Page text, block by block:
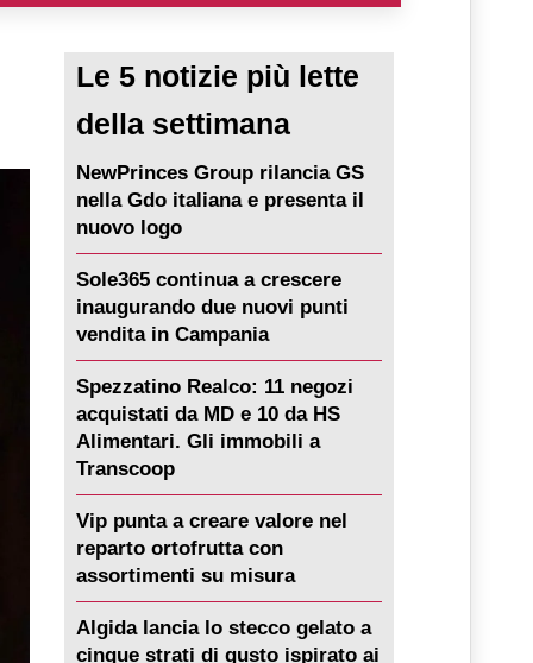
Le 5 notizie più lette
della settimana
NewPrinces Group rilancia GS
nella Gdo italiana e presenta il
nuovo logo
Sole365 continua a crescere
inaugurando due nuovi punti
vendita in Campania
Spezzatino Realco: 11 negozi
acquistati da MD e 10 da HS
Alimentari. Gli immobili a
Transcoop
Vip punta a creare valore nel
reparto ortofrutta con
assortimenti su misura
Algida lancia lo stecco gelato a
cinque strati di gusto ispirato ai